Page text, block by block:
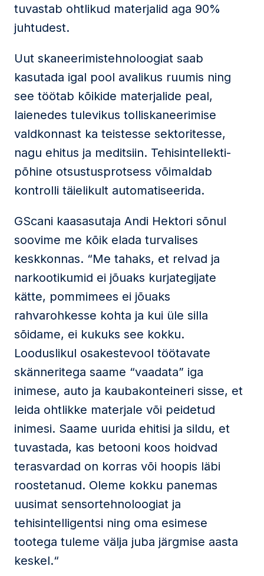
tuvastab ohtlikud materjalid aga 90%
juhtudest.
Uut skaneerimistehnoloogiat saab
kasutada igal pool avalikus ruumis ning
see töötab kõikide materjalide peal,
laienedes tulevikus tolliskaneerimise
valdkonnast ka teistesse sektoritesse,
nagu ehitus ja meditsiin. Tehisintellekti-
põhine otsustusprotsess võimaldab
kontrolli täielikult automatiseerida.
GScani kaasasutaja Andi Hektori sõnul
soovime me kõik elada turvalises
keskkonnas. “Me tahaks, et relvad ja
narkootikumid ei jõuaks kurjategijate
kätte, pommimees ei jõuaks
rahvarohkesse kohta ja kui üle silla
sõidame, ei kukuks see kokku.
Looduslikul osakestevool töötavate
skänneritega saame “vaadata” iga
inimese, auto ja kaubakonteineri sisse, et
leida ohtlikke materjale või peidetud
inimesi. Saame uurida ehitisi ja sildu, et
tuvastada, kas betooni koos hoidvad
terasvardad on korras või hoopis läbi
roostetanud. Oleme kokku panemas
uusimat sensortehnoloogiat ja
tehisintelligentsi ning oma esimese
tootega tuleme välja juba järgmise aasta
keskel.“